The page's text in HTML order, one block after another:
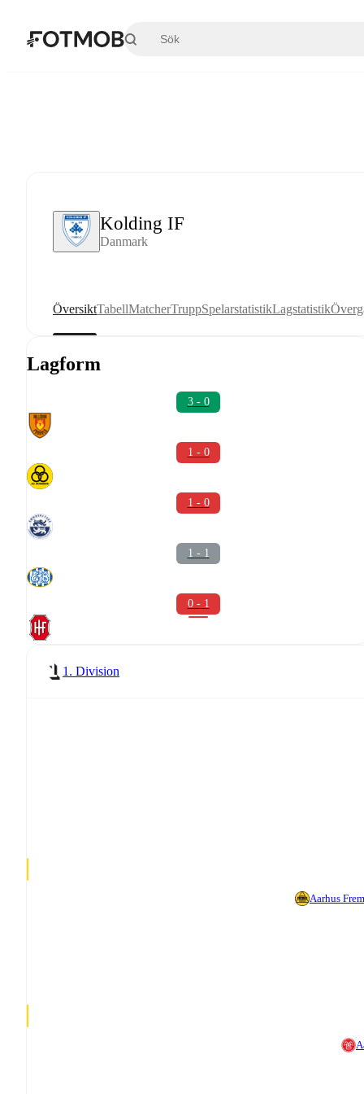
Kolding IF
Danmark
ÖversiktTabellMatcherTruppSpelarstatistikLagstatistik
Lagform
3 - 0
1 - 0
1 - 0
1 - 1
0 - 1
1. Division
Aarhus